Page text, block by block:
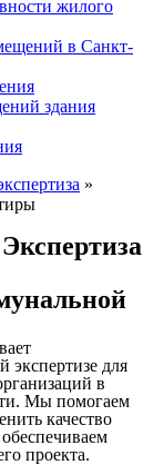
жилого
в Санкт-
здания
»
Экспертиза
экспертизе для
в
Мы помогаем
качество
проекта.